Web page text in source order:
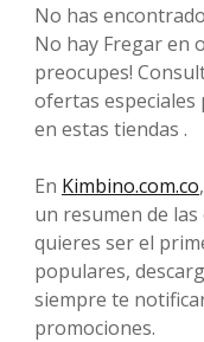
No has
No hay Fregar en
preocupes!
ofertas especiales
en estas tiendas .
En Kimbino.com.co
un resumen de
quieres ser el
populares,
siempre te
promociones.